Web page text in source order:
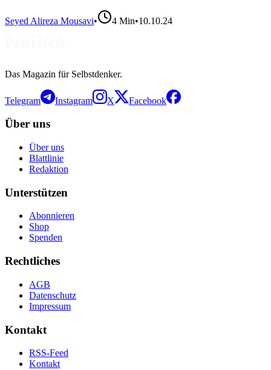
Seyed Alireza Mousavi• 4 Min•10.10.24
Das Magazin für Selbstdenker.
Telegram Instagram X Facebook
Über uns
Über uns
Blattlinie
Redaktion
Unterstützen
Abonnieren
Shop
Spenden
Rechtliches
AGB
Datenschutz
Impressum
Kontakt
RSS-Feed
Kontakt